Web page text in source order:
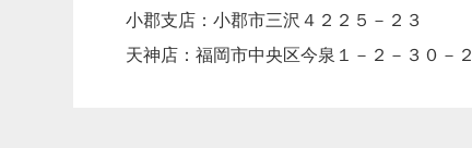
小郡支店：小郡市三沢４２２５－２３
天神店：福岡市中央区今泉１－２－３０－２